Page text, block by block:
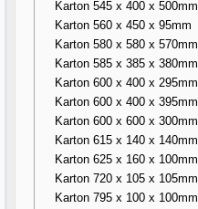
Karton 545 x 400 x 500mm
Karton 560 x 450 x 95mm
Karton 580 x 580 x 570mm
Karton 585 x 385 x 380mm
Karton 600 x 400 x 295mm
Karton 600 x 400 x 395mm
Karton 600 x 600 x 300mm
Karton 615 x 140 x 140mm
Karton 625 x 160 x 100mm
Karton 720 x 105 x 105mm
Karton 795 x 100 x 100mm